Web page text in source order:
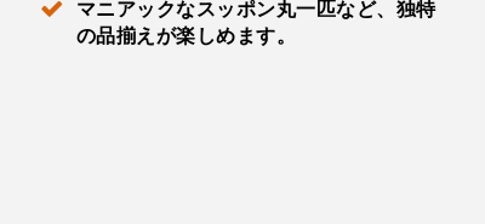
マニアックなスッポン丸一匹など、独特
の品揃えが楽しめます。